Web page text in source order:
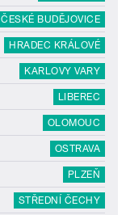
ČESKÉ BUDĚJOVICE
HRADEC KRÁLOVÉ
KARLOVY VARY
LIBEREC
OLOMOUC
OSTRAVA
PLZEŇ
STŘEDNÍ ČECHY